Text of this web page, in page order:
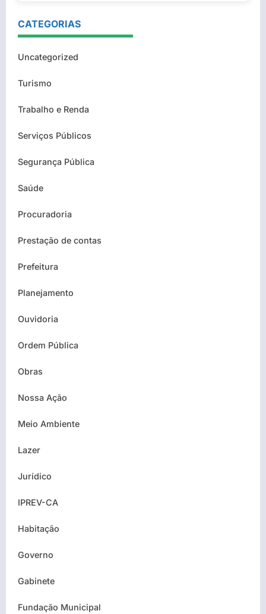
CATEGORIAS
Uncategorized
Turismo
Trabalho e Renda
Serviços Públicos
Segurança Pública
Saúde
Procuradoria
Prestação de contas
Prefeitura
Planejamento
Ouvidoria
Ordem Pública
Obras
Nossa Ação
Meio Ambiente
Lazer
Jurídico
IPREV-CA
Habitação
Governo
Gabinete
Fundação Municipal